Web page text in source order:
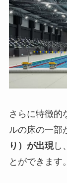
さらに特徴的
ルの床の一部
り）が出現し
とができます。